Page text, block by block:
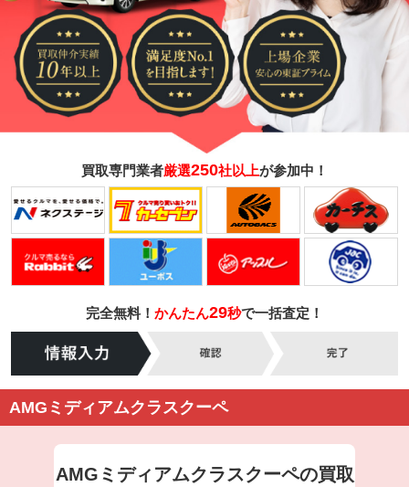
買取専門業者厳選250社以上が参加中！
完全無料！ かんたん29秒で一括査定！
AMGミディアムクラスクーペ
AMGミディアムクラスクーペの買取